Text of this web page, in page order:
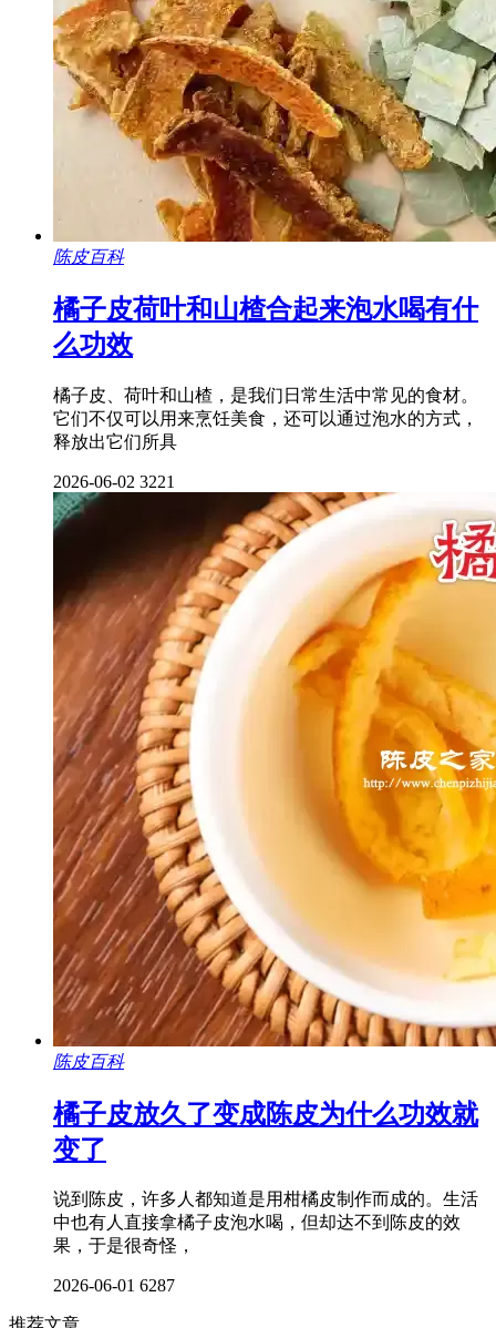
陈皮百科
橘子皮荷叶和山楂合起来泡水喝有什
么功效
橘子皮、荷叶和山楂，是我们日常生活中常见的食材。
它们不仅可以用来烹饪美食，还可以通过泡水的方式，
释放出它们所具
2026-06-02 3221
陈皮百科
橘子皮放久了变成陈皮为什么功效就
变了
说到陈皮，许多人都知道是用柑橘皮制作而成的。生活
中也有人直接拿橘子皮泡水喝，但却达不到陈皮的效
果，于是很奇怪，
2026-06-01 6287